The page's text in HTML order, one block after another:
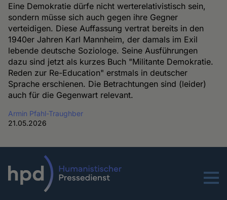
Eine Demokratie dürfe nicht werterelativistisch sein,
sondern müsse sich auch gegen ihre Gegner
verteidigen. Diese Auffassung vertrat bereits in den
1940er Jahren Karl Mannheim, der damals im Exil
lebende deutsche Soziologe. Seine Ausführungen
dazu sind jetzt als kurzes Buch "Militante Demokratie.
Reden zur Re-Education" erstmals in deutscher
Sprache erschienen. Die Betrachtungen sind (leider)
auch für die Gegenwart relevant.
Armin Pfahl-Traughber
21.05.2026
Menu